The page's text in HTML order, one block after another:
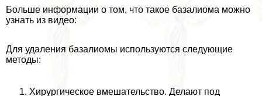
Больше информации о том, что такое базалиома можно
узнать из видео:
Для удаления базалиомы используются следующие
методы:
Хирургическое вмешательство. Делают под